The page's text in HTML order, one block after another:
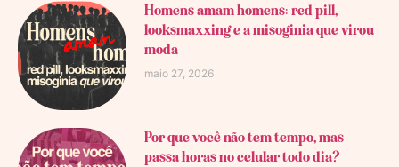
Homens amam homens: red pill,
looksmaxxing e a misoginia que virou
moda
maio 27, 2026
Por que você não tem tempo, mas
passa horas no celular todo dia?